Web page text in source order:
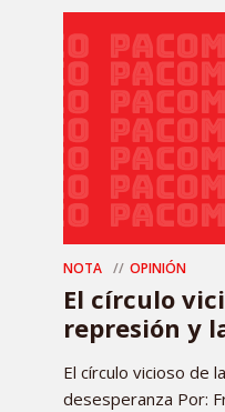
NOTA OPINIÓN
El círculo
represión y
El círculo vicioso de
desesperanza Por: